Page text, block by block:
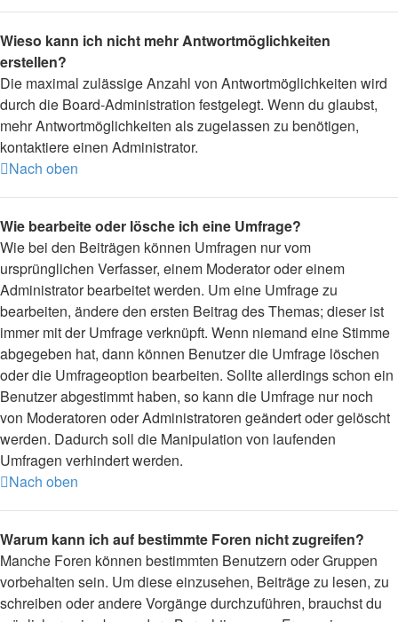
Wieso kann ich nicht mehr Antwortmöglichkeiten
erstellen?
Die maximal zulässige Anzahl von Antwortmöglichkeiten wird
durch die Board-Administration festgelegt. Wenn du glaubst,
mehr Antwortmöglichkeiten als zugelassen zu benötigen,
kontaktiere einen Administrator.
Nach oben
Wie bearbeite oder lösche ich eine Umfrage?
Wie bei den Beiträgen können Umfragen nur vom
ursprünglichen Verfasser, einem Moderator oder einem
Administrator bearbeitet werden. Um eine Umfrage zu
bearbeiten, ändere den ersten Beitrag des Themas; dieser ist
immer mit der Umfrage verknüpft. Wenn niemand eine Stimme
abgegeben hat, dann können Benutzer die Umfrage löschen
oder die Umfrageoption bearbeiten. Sollte allerdings schon ein
Benutzer abgestimmt haben, so kann die Umfrage nur noch
von Moderatoren oder Administratoren geändert oder gelöscht
werden. Dadurch soll die Manipulation von laufenden
Umfragen verhindert werden.
Nach oben
Warum kann ich auf bestimmte Foren nicht zugreifen?
Manche Foren können bestimmten Benutzern oder Gruppen
vorbehalten sein. Um diese einzusehen, Beiträge zu lesen, zu
schreiben oder andere Vorgänge durchzuführen, brauchst du